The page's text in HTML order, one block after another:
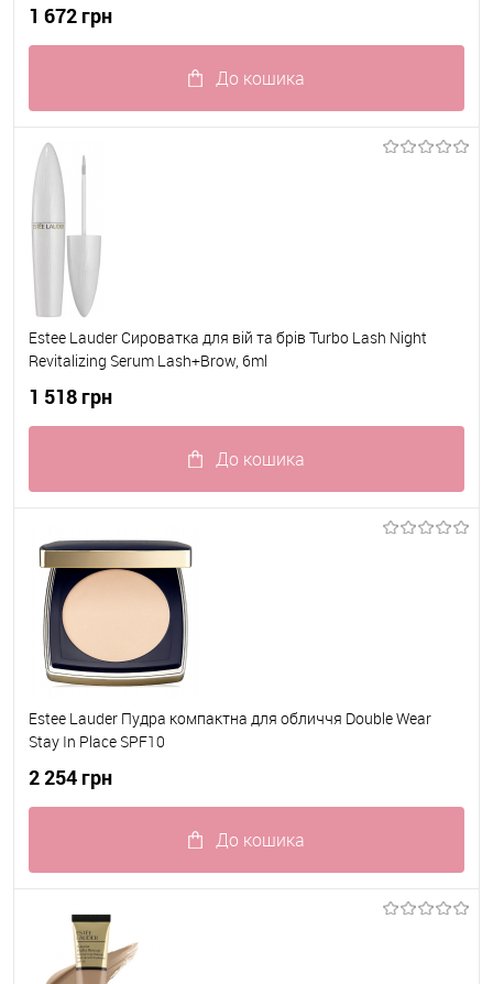
1 672 грн
До кошика
Estee Lauder Сироватка для вій та брів Turbo Lash Night
Revitalizing Serum Lash+Brow, 6ml
1 518 грн
До кошика
Estee Lauder Пудра компактна для обличчя Double Wear
Stay In Place SPF10
2 254 грн
До кошика